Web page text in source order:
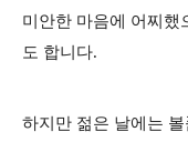
미안한 마음에 어찌했
도 합니다.
하지만 젊은 날에는